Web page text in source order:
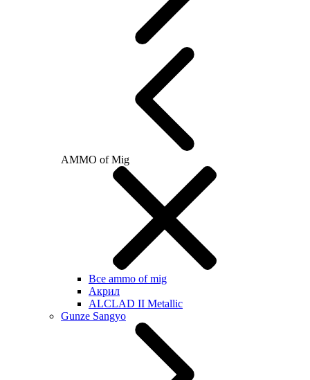
AMMO of Mig
Все ammo of mig
Акрил
ALCLAD II Metallic
Gunze Sangyo